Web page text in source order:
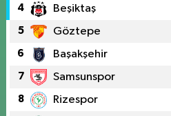
4 Beşiktaş
5 Göztepe
6 Başakşehir
7 Samsunspor
8 Rizespor